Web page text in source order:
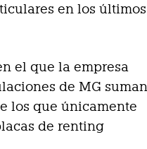
en los últimos
el que la empresa
de MG suman
los que únicamente
de renting